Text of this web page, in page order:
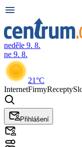
neděle 9. 8.
ne 9. 8.
21°C
InternetFirmyRecepty
Přihlášení